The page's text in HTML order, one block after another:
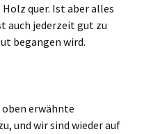
quer. Ist aber alles
auch jederzeit gut zu
begangen wird.
erwähnte
und wir sind wieder auf